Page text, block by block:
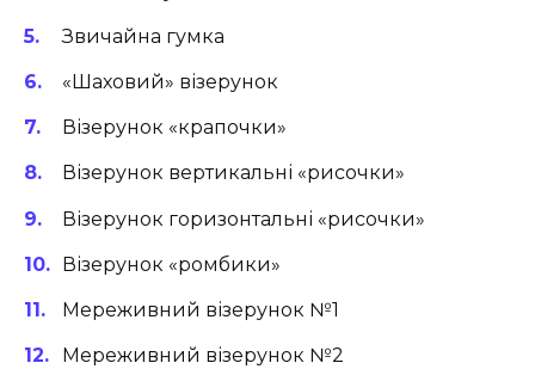
Звичайна гумка
«Шаховий» візерунок
Візерунок «крапочки»
Візерунок вертикальні «рисочки»
Візерунок горизонтальні «рисочки»
Візерунок «ромбики»
Мереживний візерунок №1
Мереживний візерунок №2